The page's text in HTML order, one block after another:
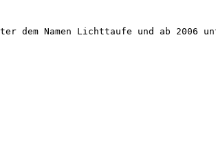
dem Namen Lichttaufe und ab